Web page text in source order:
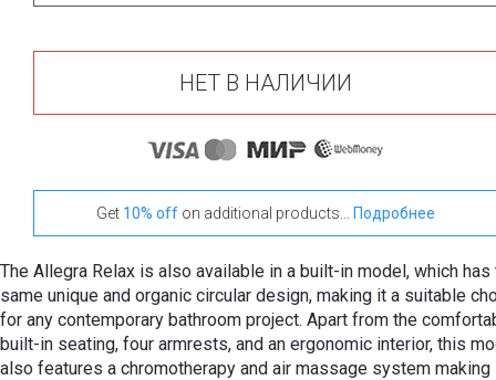
Euroclicker 3
(Матовый
Euroclicker 3
(матовый
Euroclicker
золото)
Euroclicker
золото)
НЕТ В НАЛИЧИИ
Get 10% off on additional products... Подробнее
The Allegra Relax is also available in a built-in model, which has
same unique and organic circular design, making it a suitable
for any contemporary bathroom project. Apart from the
built-in seating, four armrests, and an ergonomic interior, this
also features a сhromotherapy and air massage system making